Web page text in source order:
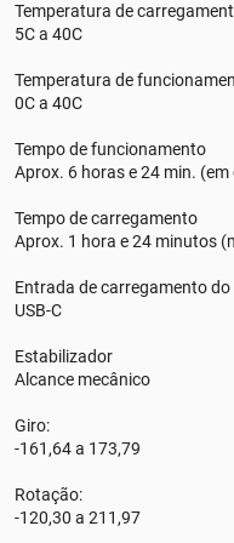
Temperatura de
5C a 40C
Temperatura de
0C a 40C
Tempo de funcionamento
Aprox. 6 horas e 24 min.
Tempo de carregamento
Aprox. 1 hora e 24 minutos
Entrada de carregamento
USB-C
Estabilizador
Alcance mecânico
Giro:
-161,64 a 173,79
Rotação:
-120,30 a 211,97